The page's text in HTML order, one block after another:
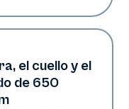
el cuello y el
de 650